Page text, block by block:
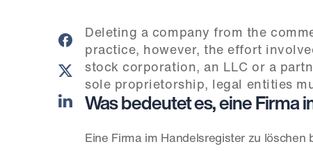
Deleting a company from the
practice, however, the effort
stock corporation, an LLC or a
sole proprietorship, legal entities
Was bedeutet es, eine Firma
Eine Firma im Handelsregister zu